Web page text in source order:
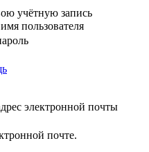
учётную запись
пользователя
электронной почты
почте.